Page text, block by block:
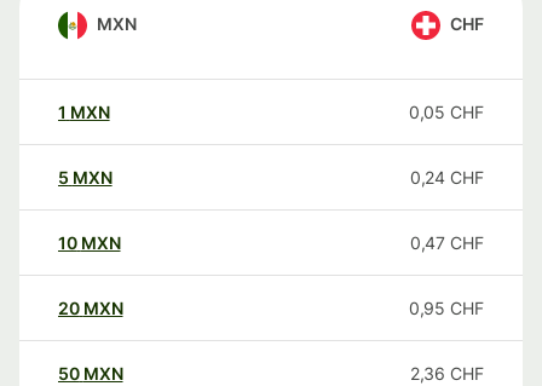
MXN CHF
1 MXN 0,05 CHF
5 MXN 0,24 CHF
10 MXN 0,47 CHF
20 MXN 0,95 CHF
50 MXN 2,36 CHF